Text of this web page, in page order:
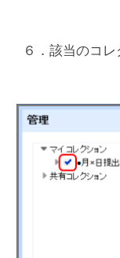
６．該当のコ